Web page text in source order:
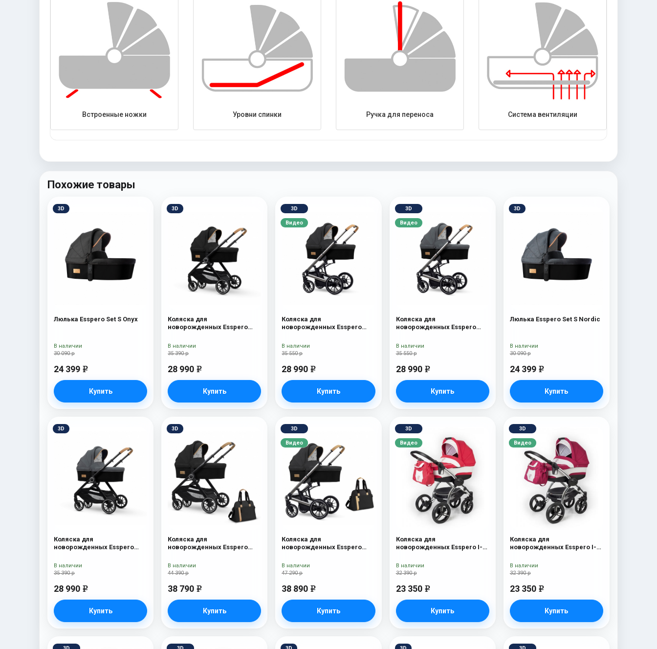
Встроенные ножки Уровни спинки Ручка для переноса Система вентиляции
Похожие товары
3D
Люлька Esspero Set S Onyx
30 090 р
24 399 e
Купить
В наличии
3D
Коляска для
новорожденных Esspero
35 390 р
28 990 e
Купить
В наличии
3D
Видео
Коляска для
новорожденных Esspero
35 550 р
28 990 e
Купить
В наличии
3D
Видео
Коляска для
новорожденных Esspero
35 550 р
28 990 e
Купить
В наличии
3D
Люлька Esspero Set S Nordic
30 090 р
24 399 e
Купить
В наличии
3D
Коляска для
новорожденных Esspero
35 390 р
28 990 e
Купить
В наличии
3D
Коляска для
новорожденных Esspero
44 390 р
38 790 e
Купить
В наличии
3D
Видео
Коляска для
новорожденных Esspero
47 290 р
38 890 e
Купить
В наличии
3D
Видео
Коляска для
новорожденных Esspero I-
Lux
32 390 р
23 350 e
Купить
В наличии
3D
Видео
Коляска для
новорожденных Esspero I-
Borduex
32 390 р
23 350 e
Купить
В наличии